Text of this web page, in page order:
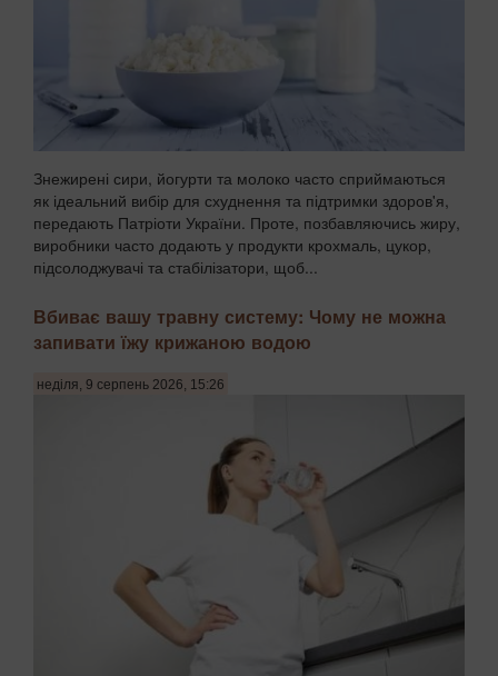
Знежирені сири, йогурти та молоко часто сприймаються
як ідеальний вибір для схуднення та підтримки здоров'я,
передають Патріоти України. Проте, позбавляючись жиру,
виробники часто додають у продукти крохмаль, цукор,
підсолоджувачі та стабілізатори, щоб...
Вбиває вашу травну систему: Чому не можна
запивати їжу крижаною водою
неділя, 9 серпень 2026, 15:26